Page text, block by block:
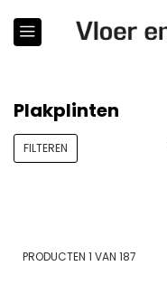
Plakplinten
PRODUCTEN 1 VAN 187
FILTEREN